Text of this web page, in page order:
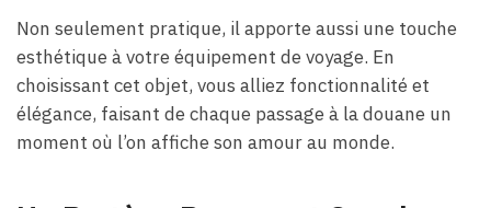
Non seulement pratique, il apporte aussi une touche
esthétique à votre équipement de voyage. En
choisissant cet objet, vous alliez fonctionnalité et
élégance, faisant de chaque passage à la douane un
moment où l’on affiche son amour au monde.